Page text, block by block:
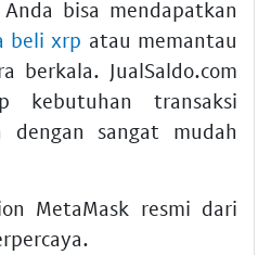
bisa mendapatkan
beli xrp atau memantau
berkala. JualSaldo.com
kebutuhan transaksi
dengan sangat mudah
MetaMask resmi dari